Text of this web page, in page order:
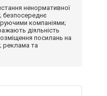
ненормативної
безпосереднє
компаніями;
діяльність
посилань на
реклама та